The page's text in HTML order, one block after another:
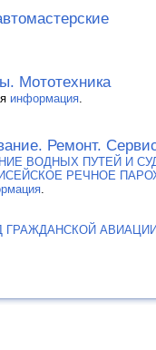
Мототехника
информация.
Ремонт.
ВОДНЫХ ПУТЕЙ И
РЕЧНОЕ
.
ГРАЖДАНСКОЙ